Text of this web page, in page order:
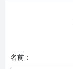
名前：